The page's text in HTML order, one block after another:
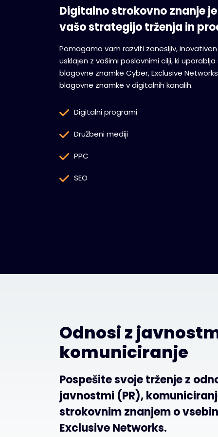
Digitalno strokovno znanje
vašo strategijo trženja in
Pomagamo vam razviti zanesljiv,
usklajen z vašimi poslovnimi cilji, ki
blagovne znamke Cyber, Exclusive
blagovne znamke v digitalnih kanalih.
Digitalni programi
Družbeni mediji
PPC
SEO
Odnosi z
komuniciranje
Pospešite svoje trženje z
javnostmi (PR),
strokovnim znanjem o
Exclusive Networks.